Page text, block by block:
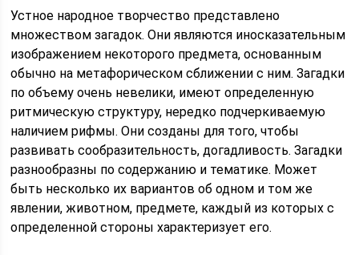
Устное народное творчество представлено
множеством загадок. Они являются иносказательным
изображением некоторого предмета, основанным
обычно на метафорическом сближении с ним. Загадки
по объему очень невелики, имеют определенную
ритмическую структуру, нередко подчеркиваемую
наличием рифмы. Они созданы для того, чтобы
развивать сообразительность, догадливость. Загадки
разнообразны по содержанию и тематике. Может
быть несколько их вариантов об одном и том же
явлении, животном, предмете, каждый из которых с
определенной стороны характеризует его.